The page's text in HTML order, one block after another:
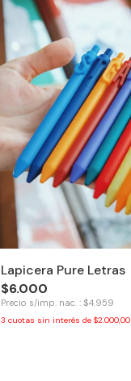
Lapicera Pure Letras
$6.000
Precio s/imp. nac. : $4.959
3 cuotas sin interés de$2.000,00